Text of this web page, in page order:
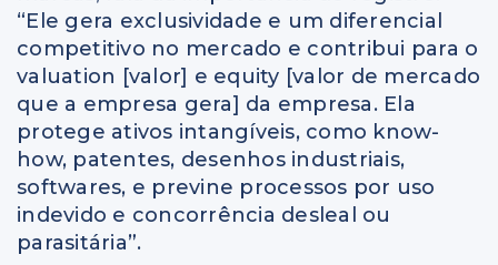
“Ele gera exclusividade e um diferencial
competitivo no mercado e contribui para o
valuation [valor] e equity [valor de mercado
que a empresa gera] da empresa. Ela
protege ativos intangíveis, como know-
how, patentes, desenhos industriais,
softwares, e previne processos por uso
indevido e concorrência desleal ou
parasitária”.